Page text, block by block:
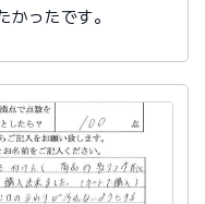
ったです。